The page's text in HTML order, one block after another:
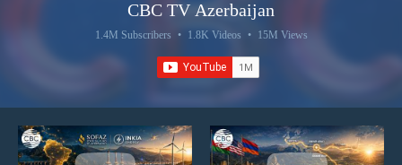
CBC TV Azerbaijan
1.4M Subscribers • 1.8K Videos • 15M Views